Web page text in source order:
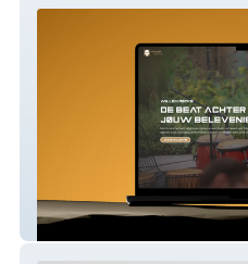
WILLEM.rocks